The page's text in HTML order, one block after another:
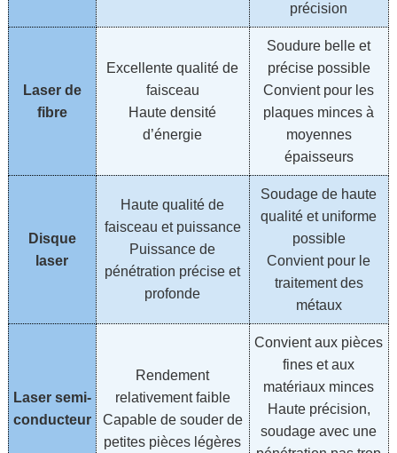
précision
Laser de
fibre
Excellente qualité de
faisceau
Haute densité
d’énergie
Soudure belle et
précise possible
Convient pour les
plaques minces à
moyennes
épaisseurs
Disque
laser
Haute qualité de
faisceau et puissance
Puissance de
pénétration précise et
profonde
Soudage de haute
qualité et uniforme
possible
Convient pour le
traitement des
métaux
Laser semi-
conducteur
Rendement
relativement faible
Capable de souder de
petites pièces légères
Convient aux pièces
fines et aux
matériaux minces
Haute précision,
soudage avec une